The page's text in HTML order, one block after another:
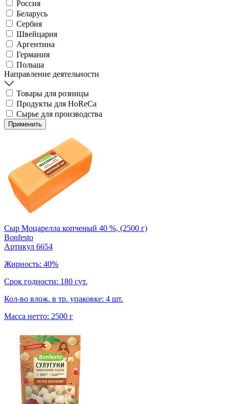
Россия
Беларусь
Сербия
Швейцария
Аргентина
Германия
Польша
Направление деятельности
Товары для розницы
Продукты для HoReCa
Сырье для производства
Применить
Сыр Моцарелла копченый 40 %, (2500 г)
Bonfesto
Артикул 6654
Жирность: 40%
Срок годности: 180 сут.
Кол-во влож. в тр. упаковке: 4 шт.
Масса нетто: 2500 г